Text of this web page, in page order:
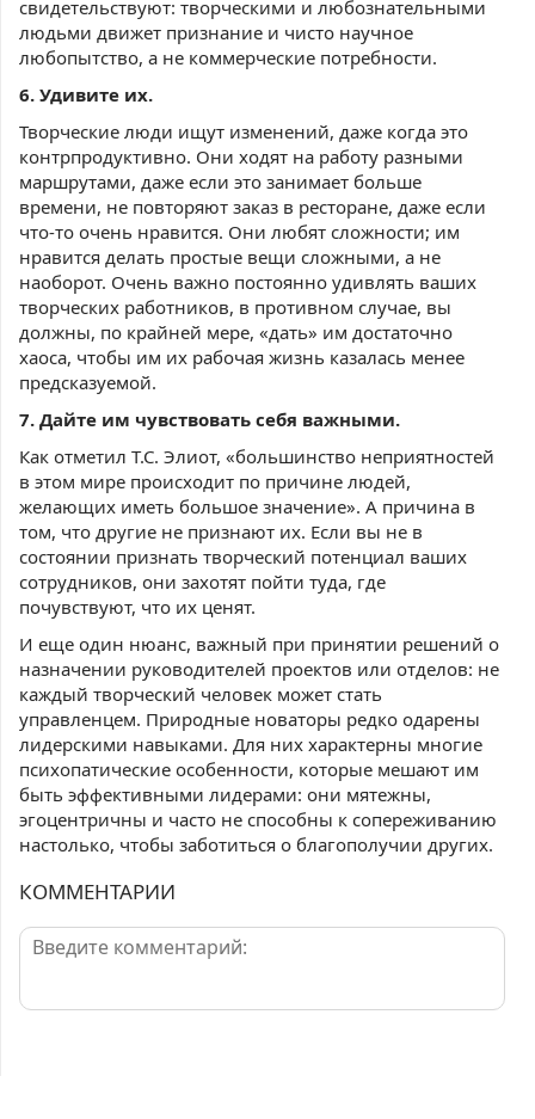
свидетельствуют: творческими и любознательными
людьми движет признание и чисто научное
любопытство, а не коммерческие потребности.
6. Удивите их.
Творческие люди ищут изменений, даже когда это
контрпродуктивно. Они ходят на работу разными
маршрутами, даже если это занимает больше
времени, не повторяют заказ в ресторане, даже если
что-то очень нравится. Они любят сложности; им
нравится делать простые вещи сложными, а не
наоборот. Очень важно постоянно удивлять ваших
творческих работников, в противном случае, вы
должны, по крайней мере, «дать» им достаточно
хаоса, чтобы им их рабочая жизнь казалась менее
предсказуемой.
7. Дайте им чувствовать себя важными.
Как отметил Т.С. Элиот, «большинство неприятностей
в этом мире происходит по причине людей,
желающих иметь большое значение». А причина в
том, что другие не признают их. Если вы не в
состоянии признать творческий потенциал ваших
сотрудников, они захотят пойти туда, где
почувствуют, что их ценят.
И еще один нюанс, важный при принятии решений о
назначении руководителей проектов или отделов: не
каждый творческий человек может стать
управленцем. Природные новаторы редко одарены
лидерскими навыками. Для них характерны многие
психопатические особенности, которые мешают им
быть эффективными лидерами: они мятежны,
эгоцентричны и часто не способны к сопереживанию
настолько, чтобы заботиться о благополучии других.
КОММЕНТАРИИ